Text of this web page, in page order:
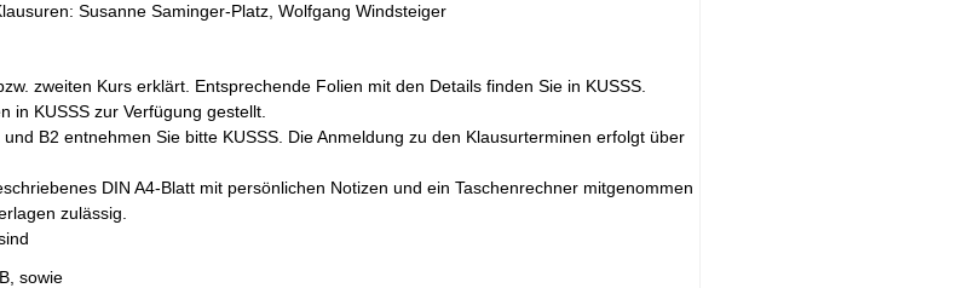
Susanne Saminger-Platz, Wolfgang Windsteiger
zweiten Kurs erklärt. Entsprechende Folien mit den Details finden Sie in KUSSS.
in KUSSS zur Verfügung gestellt.
B2 entnehmen Sie bitte KUSSS. Die Anmeldung zu den Klausurterminen erfolgt über
DIN A4-Blatt mit persönlichen Notizen und ein Taschenrechner mitgenommen
zulässig.
sowie